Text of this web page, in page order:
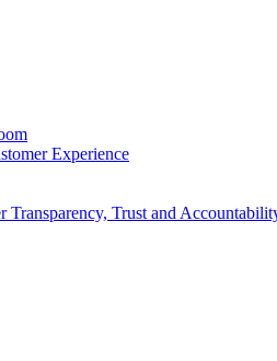
Experience
Transparency, Trust and